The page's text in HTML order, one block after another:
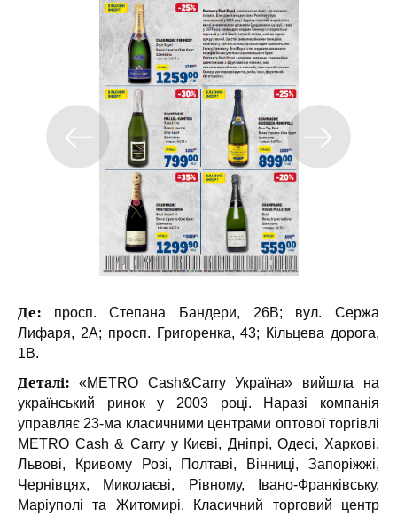
Де: просп. Степана Бандери, 26В; вул. Сержа
Лифаря, 2А; просп. Григоренка, 43; Кільцева дорога,
1В.
Деталі: «МЕTRO Cash&Carry Україна» вийшла на
український ринок у 2003 році. Наразі компанія
управляє 23-ма класичними центрами оптової торгівлі
METRO Cash & Carry у Києві, Дніпрі, Одесі, Харкові,
Львові, Кривому Розі, Полтаві, Вінниці, Запоріжжі,
Чернівцях, Миколаєві, Рівному, Івано-Франківську,
Маріуполі та Житомирі. Класичний торговий центр